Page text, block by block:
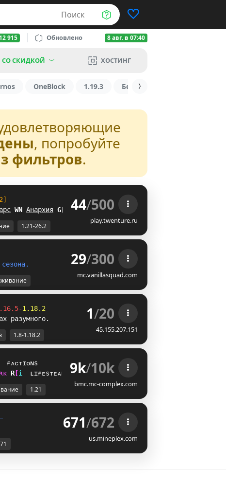
Поиск
12 915 Обновлено 8 авг. в 07:40
СО СКИДКОЙ ХОСТИНГ
OneBlock 1.19.3 БедВарс
, попробуйте
фильтров.
Q_ Анархия AZ 44/500
play.twenture.ru
1.21-26.2
сезона. 29/300
mc.vanillasquad.com
1.18.2
разумного.
1/20
45.155.207.151
1.8-1.18.2
ғᴀᴄᴛɪᴏɴs
ᴋ J ]i ʟɪғᴇsᴛᴇᴀʟ 9k/10k
bmc.mc-complex.com
1.21
671/672
us.mineplex.com